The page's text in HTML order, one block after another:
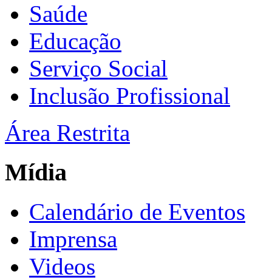
Saúde
Educação
Serviço Social
Inclusão Profissional
Área Restrita
Mídia
Calendário de Eventos
Imprensa
Videos